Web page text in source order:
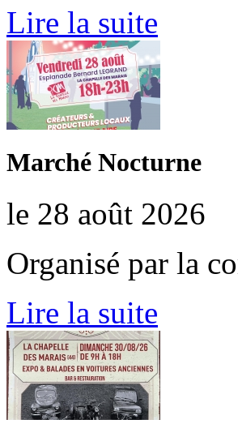
Lire la suite
Marché Nocturne
le 28 août 2026
Organisé par la
Lire la suite